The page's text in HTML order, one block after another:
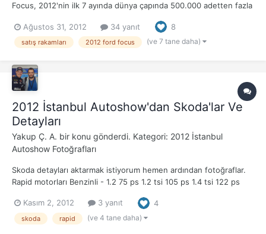
Focus, 2012'nin ilk 7 ayında dünya çapında 500.000 adetten fazla
10 milyondan fazla Focus (Tüm Focus'lar) modellerinin sattı - 5,6
milyon'u Avrupa - Yeni focus bu p...
Ağustos 31, 2012 34 yanıt 8
satış rakamları 2012 ford focus (ve 7 tane daha)
2012 İstanbul Autoshow'dan Skoda'lar Ve
Detayları
Yakup Ç. A. bir konu gönderdi. Kategori: 2012 İstanbul
Autoshow Fotoğrafları
Skoda detayları aktarmak istiyorum hemen ardından fotoğraflar.
Rapid motorları Benzinli - 1.2 75 ps 1.2 tsi 105 ps 1.4 tsi 122 ps
alınabilecek ardından 2013 2.yarısından itibaren 1.6 tdi 90 ps
motor'a da dsg eklen...
Kasım 2, 2012 3 yanıt 4
skoda rapid (ve 4 tane daha)